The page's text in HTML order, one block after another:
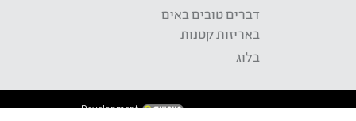
דברים טובים באים
באריזות קטנות
בלוג
Development: